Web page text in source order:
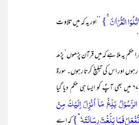
الۡقُرۡاٰنَ ۚ} ’’اور یہ کہ میں تلاوت
یہ ملا ہے کہ میں قرآن پڑھوں‘ پڑھ
رہوں اور اس کی تبلیغ کرتا رہوں۔ سورۃ
المائدۃ کی آیت ۶۷ میں بھی آپؐ کو ایسا ہی حکم دیا گیا
بَلِّغۡ مَاۤ اُنۡزِلَ اِلَیۡکَ مِنۡ
فَمَا بَلَّغۡتَ رِسَالَتَہٗ ؕ}کہ اے